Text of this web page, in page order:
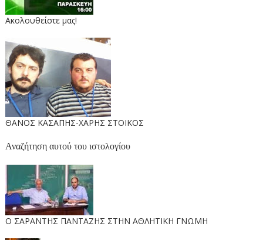
Ακολουθείστε μας!
ΘΑΝΟΣ ΚΑΣΑΠΗΣ-ΧΑΡΗΣ ΣΤΟΙΚΟΣ
Αναζήτηση αυτού του ιστολογίου
O ΣΑΡΑΝΤΗΣ ΠΑΝΤΑΖΗΣ ΣΤΗΝ ΑΘΛΗΤΙΚΗ ΓΝΩΜΗ